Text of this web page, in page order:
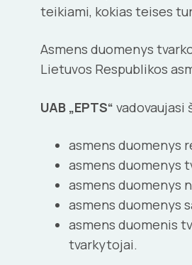
teikiami, kokias teises
Asmens duomenys
Lietuvos Respublikos
UAB „EPTS“ vadovaujasi
asmens duomenys
asmens duomenys
asmens duomenys
asmens duomenys
asmens duomenis
tvarkytojai.